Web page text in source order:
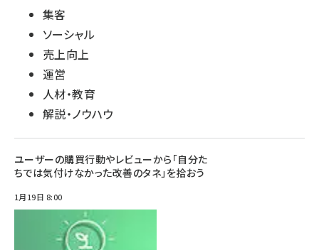
集客
ソーシャル
売上向上
運営
人材・教育
解説・ノウハウ
ユーザーの購買行動やレビューから「自分た
ちでは気付けなかった改善のタネ」を拾おう
1月19日 8:00